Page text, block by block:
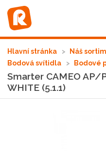
Hlavní stránka Náš
Bodová svítidla
Bodové
Smarter CAMEO AP/
WHITE (5.1.1)